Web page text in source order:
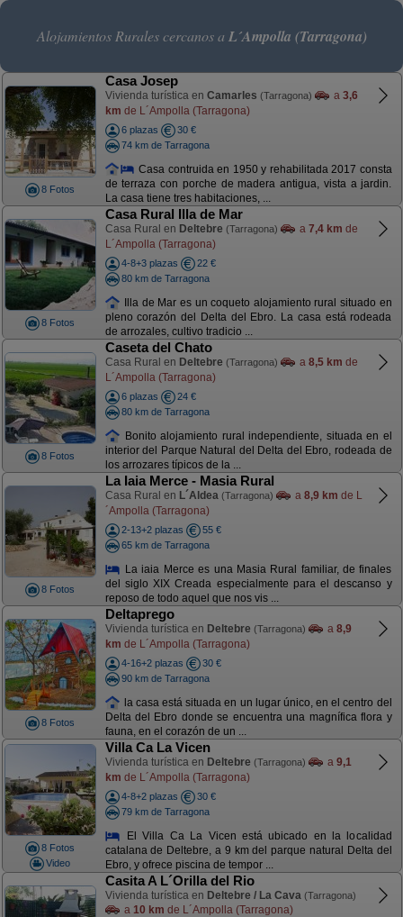
Alojamientos Rurales cercanos a L´Ampolla (Tarragona)
8 Fotos
Casa Josep
Vivienda turística en Camarles (Tarragona) a 3,6
km de L´Ampolla (Tarragona)
6 plazas
30 €
74 km de Tarragona
Casa contruida en 1950 y rehabilitada 2017 consta
de terraza con porche de madera antigua, vista a jardin.
La casa tiene tres habitaciones, ...
8 Fotos
Casa Rural Illa de Mar
Casa Rural en Deltebre (Tarragona) a 7,4 km de
L´Ampolla (Tarragona)
4-8+3 plazas
22 €
80 km de Tarragona
Illa de Mar es un coqueto alojamiento rural situado en
pleno corazón del Delta del Ebro. La casa está rodeada
de arrozales, cultivo tradicio ...
8 Fotos
Caseta del Chato
Casa Rural en Deltebre (Tarragona) a 8,5 km de
L´Ampolla (Tarragona)
6 plazas
24 €
80 km de Tarragona
Bonito alojamiento rural independiente, situada en el
interior del Parque Natural del Delta del Ebro, rodeada de
los arrozares típicos de la ...
8 Fotos
La Iaia Merce - Masia Rural
Casa Rural en L´Aldea (Tarragona) a 8,9 km de L
´Ampolla (Tarragona)
2-13+2 plazas
55 €
65 km de Tarragona
La iaia Merce es una Masia Rural familiar, de finales
del siglo XIX Creada especialmente para el descanso y
reposo de todo aquel que nos vis ...
8 Fotos
Deltaprego
Vivienda turística en Deltebre (Tarragona) a 8,9
km de L´Ampolla (Tarragona)
4-16+2 plazas
30 €
90 km de Tarragona
la casa está situada en un lugar único, en el centro del
Delta del Ebro donde se encuentra una magnífica flora y
fauna, en el corazón de un ...
8 Fotos
Video
Villa Ca La Vicen
Vivienda turística en Deltebre (Tarragona) a 9,1
km de L´Ampolla (Tarragona)
4-8+2 plazas
30 €
79 km de Tarragona
El Villa Ca La Vicen está ubicado en la localidad
catalana de Deltebre, a 9 km del parque natural Delta del
Ebro, y ofrece piscina de tempor ...
Casita A L´Orilla del Rio
Vivienda turística en Deltebre / La Cava (Tarragona)
a 10 km de L´Ampolla (Tarragona)